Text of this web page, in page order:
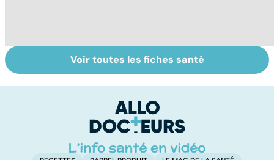
Le lupus, une
maladie
Anémie :
symptômes,
traitements
Voir toutes les fiches santé